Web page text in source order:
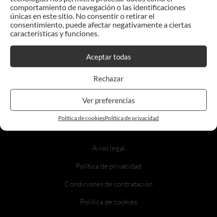
comportamiento de navegación o las identificaciones
únicas en este sitio. No consentir o retirar el
consentimiento, puede afectar negativamente a ciertas
características y funciones.
Aceptar todas
Rechazar
Ver preferencias
Política de cookiesPolítica de privacidad
GRUPO ADVISER
Aviso legal
Política de privacidad
Condiciones de contratación
Política de cookies